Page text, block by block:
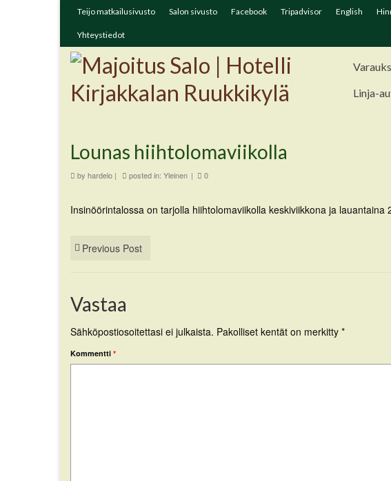
Teijo matkailusivusto Salon sivusto Facebook Tripadvisor English
Yhteystiedot
Linja-
Lounas hiihtolomaviikolla
by hardelo | posted in: Yleinen | 0
Insinöörintalossa on tarjolla hiihtolomaviikolla keskiviikkona ja
Previous Post
Vastaa
Sähköpostiosoitettasi ei julkaista. Pakolliset kentät on merkitty *
Kommentti *